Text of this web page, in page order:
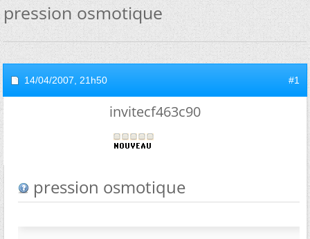
pression osmotique
14/04/2007, 21h50 #1
invitecf463c90
pression osmotique